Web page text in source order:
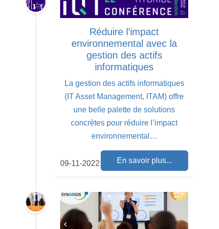
Réduire l’impact
environnemental avec la
gestion des actifs
informatiques
La gestion des actifs informatiques
(IT Asset Management, ITAM) offre
une belle palette de solutions
concrètes pour réduire l’impact
environnemental…
En savoir plus...
09-11-2022